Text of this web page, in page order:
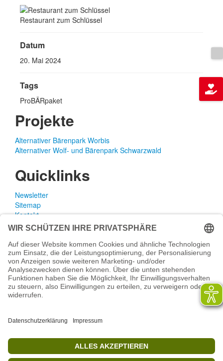
Restaurant zum Schlüssel
Datum
20. Mai 2024
Tags
ProBÄRpaket
Projekte
Alternativer Bärenpark Worbis
Alternativer Wolf- und Bärenpark Schwarzwald
Quicklinks
Newsletter
Sitemap
Kontakt
Rechtliches
Impressum
Datenschutzerklärung
AGB
Widerrufsbelehrung
Versand- und Zahlungsinformationen
Aktuelle Stellenangebote
Projekt WORBIS Praktikum: Technik (ab Herbst)
Mitarbeiter(w/m/d) Imbiss - Betrieb im Projekt